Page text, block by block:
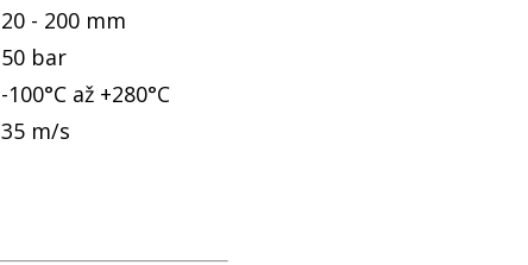
20 - 200 mm
50 bar
-100°C až +280°C
35 m/s